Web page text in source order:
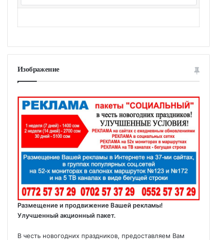
Изображение
Размещение и продвижение Вашей рекламы!
Улучшенный акционный пакет.
В честь новогодних праздников, предоставляем Вам